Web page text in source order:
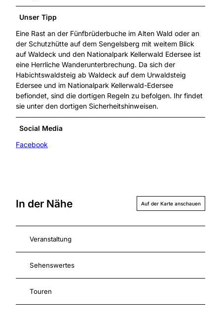
Unser Tipp
Eine Rast an der Fünfbrüderbuche im Alten Wald oder an
der Schutzhütte auf dem Sengelsberg mit weitem Blick
auf Waldeck und den Nationalpark Kellerwald Edersee ist
eine Herrliche Wanderunterbrechung. Da sich der
Habichtswaldsteig ab Waldeck auf dem Urwaldsteig
Edersee und im Nationalpark Kellerwald-Edersee
befiondet, sind die dortigen Regeln zu befolgen. Ihr findet
sie unter den dortigen Sicherheitshinweisen.
Social Media
Facebook
In der Nähe Auf der Karte anschauen
Veranstaltung
Sehenswertes
Touren